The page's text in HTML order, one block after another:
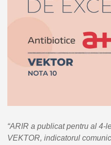
“ARIR a publicat pentru al 4-
VEKTOR, indicatorul